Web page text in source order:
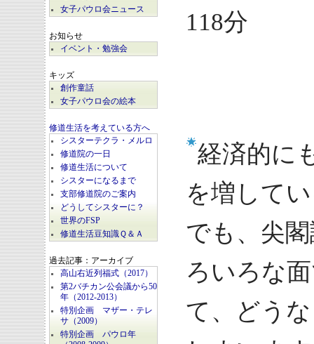
女子パウロ会ニュース
お知らせ
イベント・勉強会
キッズ
創作童話
女子パウロ会の絵本
修道生活を考えている方へ
シスターテクラ・メルロ
修道院の一日
修道生活について
シスターになるまで
支部修道院のご案内
どうしてシスターに？
世界のFSP
修道生活豆知識Ｑ＆Ａ
過去記事：アーカイブ
高山右近列福式（2017）
第2バチカン公会議から50
年（2012-2013）
特別企画 マザー・テレ
サ（2009）
特別企画 パウロ年
118分
経済的に
を増して
でも、尖
ろいろな
て、どう